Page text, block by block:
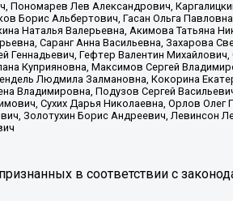
Пономарев Лев Александрович,
Борис Альбертович, Гасан Ольга
Наталья Валерьевна, Акимова Татьяна
Саранг Анна Васильевна, Захарова
Гефтер Валентин
Куприяновна, Максимов Сергей
Людмила Залмановна, Кокорина
Владимировна, Подузов Сергей
Сухих Дарья Николаевна, Орлов Олег
Золотухин Борис Андреевич, Левинсон
в соответствии с